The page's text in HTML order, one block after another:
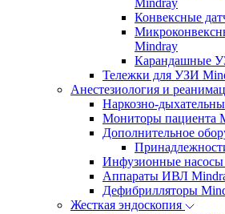
Mindray
Конвексные
Mindray
Карандашные
Тележки для УЗИ
Анестезиология и
Наркозно-
Мониторы пациента
Дополнительное
Инфузионные
Аппараты ИВЛ
Дефибрилляторы
Жесткая эндоскопия